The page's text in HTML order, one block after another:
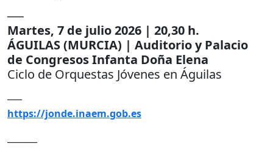
Martes, 7 de julio 2026 | 20,30 h.
ÁGUILAS (MURCIA) | Auditorio y Palacio
de Congresos Infanta Doña Elena
Ciclo de Orquestas Jóvenes en Águilas
https://jonde.inaem.gob.es